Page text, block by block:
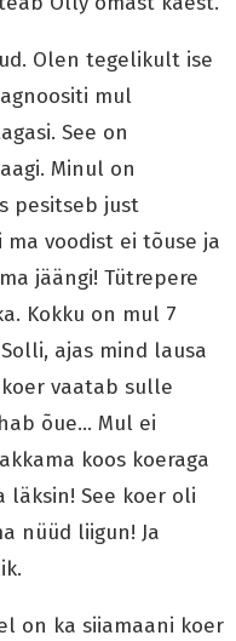
Olen tegelikult ise
mul
See on
Minul on
pesitseb just
voodist ei tõuse ja
jäängi! Tütrepere
Kokku on mul 7
ajas mind lausa
vaatab sulle
õue… Mul ei
koos koeraga
läksin! See koer oli
nüüd liigun! Ja
on ka siiamaani koer